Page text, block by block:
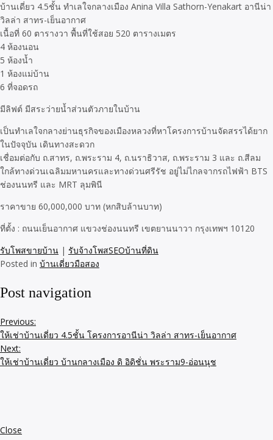
บ้านเดี่ยว 4.5ชั้น ทำเลใจกลางเมือง Anina Villa Sathorn-Yenakart อานีน่า
วิลล่า สาทร-เย็นอากาศ
เนื้อที่ 60 ตารางวา พื้นที่ใช้สอย 520 ตารางเมตร
4 ห้องนอน
5 ห้องน้ำ
1 ห้องแม่บ้าน
6 ที่จอดรถ
มีลิฟต์ มีสระว่ายน้ำส่วนตัวภายในบ้าน
เป็นทำเลใจกลางย่านธุรกิจของเมืองหลวงที่หาโครงการบ้านจัดสรรได้ยาก
ในปัจจุบัน เดินทางสะดวก
เชื่อมต่อกับ ถ.สาทร, ถ.พระราม 4, ถ.นราธิวาส, ถ.พระราม 3 และ ถ.สีลม
ใกล้ทางด่วนเฉลิมมหานครและทางด่วนศรีรัช อยู่ไม่ไกลจากรถไฟฟ้า BTS
ช่องนนทรี และ MRT ลุมพินี
ราคาขาย 60,000,000 บาท (หกสิบล้านบาท)
ที่ตั้ง : ถนนเย็นอากาศ แขวงช่องนนทรี เขตยานนาวา กรุงเทพฯ 10120
รับโพสขายบ้าน | รับจ้างโพสSEOบ้านที่ดิน
Posted in บ้านเดี่ยวมือสอง
Post navigation
Previous:
ให้เช่าบ้านเดี่ยว 4.5ชั้น โครงการอานีน่า วิลล่า สาทร-เย็นอากาศ
Next:
ให้เช่าบ้านเดี่ยว บ้านกลางเมือง ดิ อิดิชั่น พระราม9-อ่อนนุช
Close